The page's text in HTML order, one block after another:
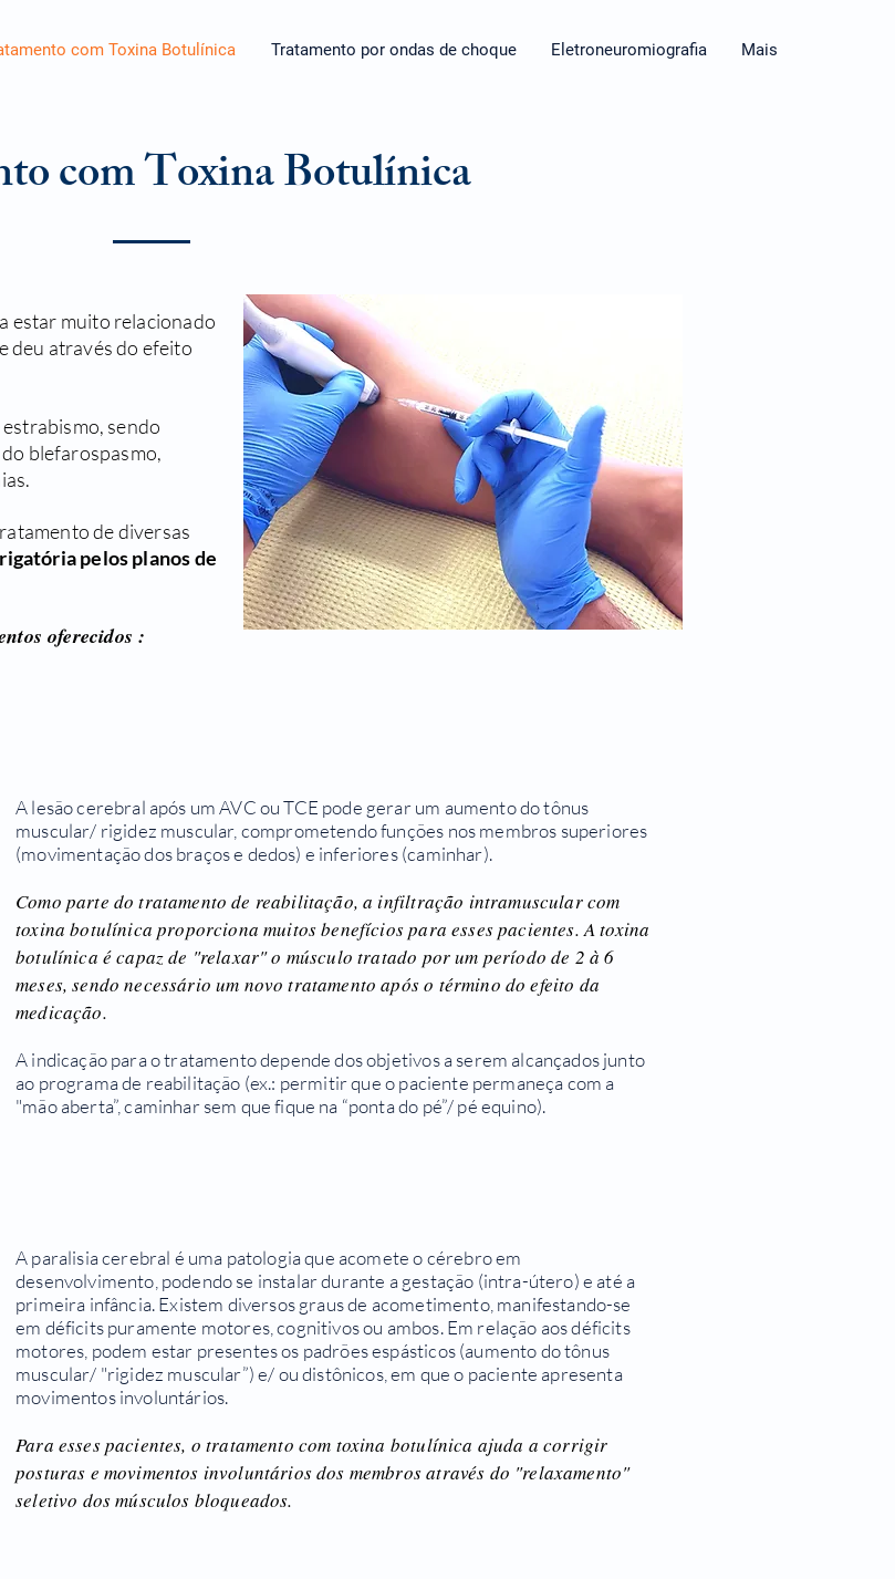
com Toxina Botulínica Tratamento por ondas de choque Eletroneuromiografia Mais
comToxina Botulínica
estar muito relacionado
deu através do efeito
sendo
blefarospasmo,
de diversas
pelos planos de
oferecidos :
A lesão cerebral após um AVC ou TCE pode gerar um aumento do tônus
muscular/ rigidez muscular, comprometendo funções nos membros superiores
(movimentação dos braços e dedos) e inferiores (caminhar).
Como parte do tratamento de reabilitação, a infiltração intramuscular com
toxina botulínica proporciona muitos benefícios para esses pacientes. A toxina
botulínica é capaz de "relaxar" o músculo tratado por um período de 2 à 6
meses, sendo necessário um novo tratamento após o término do efeito da
medicação.
A indicação para o tratamento depende dos objetivos a serem alcançados junto
ao programa de reabilitação (ex.: permitir que o paciente permaneça com a
"mão aberta”, caminhar sem que fique na “ponta do pé”/ pé equino).
A paralisia cerebral é uma patologia que acomete o cérebro em
desenvolvimento, podendo se instalar durante a gestação (intra-útero) e até a
primeira infância. Existem diversos graus de acometimento, manifestando-se
em déficits puramente motores, cognitivos ou ambos. Em relação aos déficits
motores, podem estar presentes os padrões espásticos (aumento do tônus
muscular/ "rigidez muscular”) e/ ou distônicos, em que o paciente apresenta
movimentos involuntários.
Para esses pacientes, o tratamento com toxina botulínica ajuda a corrigir
posturas e movimentos involuntários dos membros através do "relaxamento"
seletivo dos músculos bloqueados.